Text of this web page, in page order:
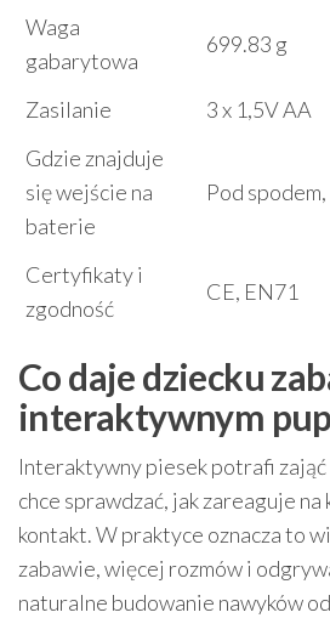
Waga
gabarytowa
699.83 g
Zasilanie
3 x 1,5V AA
Gdzie znajduje
się wejście na
baterie
Pod
Certyfikaty i
zgodność
CE, EN71
Co daje dziecku
interaktywnym
Interaktywny piesek potrafi zająć
chce sprawdzać, jak zareaguje na
kontakt. W praktyce oznacza to
zabawie, więcej rozmów i
naturalne budowanie nawyków